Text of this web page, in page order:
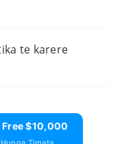
te karere
Free $10,000